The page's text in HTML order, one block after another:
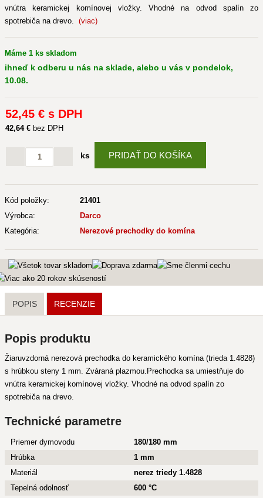
vnútra keramickej komínovej vložky. Vhodné na odvod spalín zo
spotrebiča na drevo. (viac)
Máme 1 ks skladom
ihneď k odberu u nás na sklade, alebo u vás v pondelok,
10.08.
52,45 € s DPH
42,64 € bez DPH
ks PRIDAŤ DO KOŠÍKA
Kód položky:
21401
Výrobca:
Darco
Kategória:
Nerezové prechodky do komína
POPIS RECENZIE
Popis produktu
Žiaruvzdorná nerezová prechodka do keramického komína (trieda 1.4828)
s hrúbkou steny 1 mm. Zváraná plazmou.Prechodka sa umiestňuje do
vnútra keramickej komínovej vložky. Vhodné na odvod spalín zo
spotrebiča na drevo.
Technické parametre
Priemer dymovodu
180/180 mm
Hrúbka
1 mm
Materiál
nerez triedy 1.4828
Tepelná odolnosť
600 °C